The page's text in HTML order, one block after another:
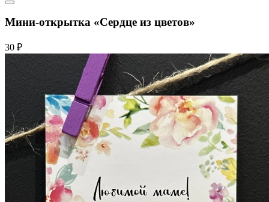
Мини-открытка «Сердце из цветов»
30 ₽